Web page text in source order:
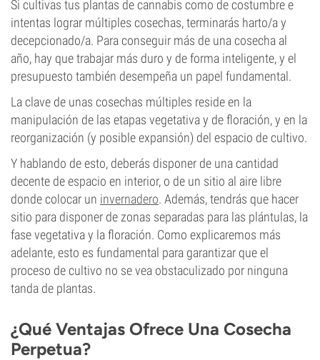
Si cultivas tus plantas de cannabis como de costumbre e
intentas lograr múltiples cosechas, terminarás harto/a y
decepcionado/a. Para conseguir más de una cosecha al
año, hay que trabajar más duro y de forma inteligente, y el
presupuesto también desempeña un papel fundamental.
La clave de unas cosechas múltiples reside en la
manipulación de las etapas vegetativa y de floración, y en la
reorganización (y posible expansión) del espacio de cultivo.
Y hablando de esto, deberás disponer de una cantidad
decente de espacio en interior, o de un sitio al aire libre
donde colocar un invernadero. Además, tendrás que hacer
sitio para disponer de zonas separadas para las plántulas, la
fase vegetativa y la floración. Como explicaremos más
adelante, esto es fundamental para garantizar que el
proceso de cultivo no se vea obstaculizado por ninguna
tanda de plantas.
¿Qué Ventajas Ofrece Una Cosecha
Perpetua?